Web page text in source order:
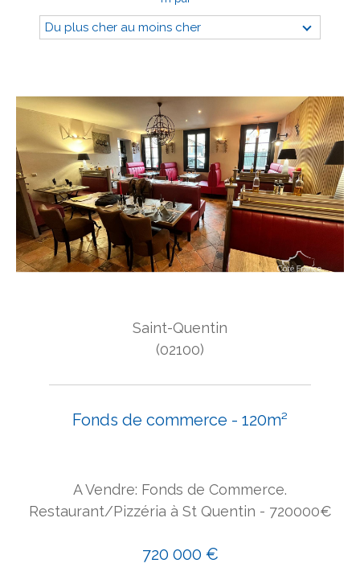
Du plus cher au moins cher
Saint-Quentin
(02100)
Fonds de commerce - 120m²
A Vendre: Fonds de Commerce.
Restaurant/Pizzéria à St Quentin - 720000€
720 000 €
Budget
Surface
Pièces
Pièces
Référence
AFFINER LES CRITÈRES
FILTRER PAR
EXCLUSIVITÉS NOUVEAUTÉS